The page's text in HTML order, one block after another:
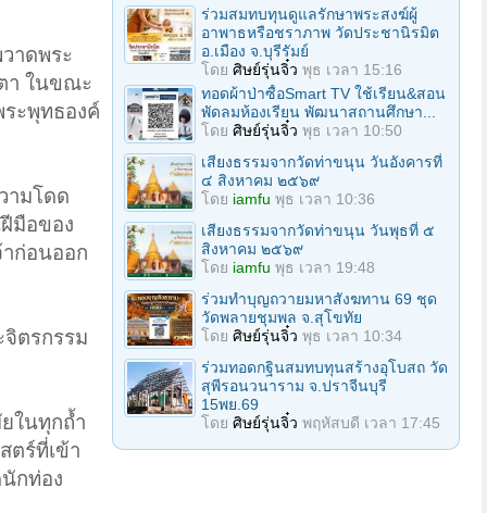
าดพระ
า ในขณะ
ะพุทธองค์
ามโดด
มือของ
ก่อนออก
จิตรกรรม
ในทุกถ้ำ
ตร์ที่เข้า
กท่อง
ร่วมสมทบทุนดูแลรักษาพระสงฆ์ผู้
อาพาธหรือชราภาพ วัดประชานิรมิต
อ.เมือง จ.บุรีรัมย์
โดย ศิษย์รุ่นจิ๋ว พุธ เวลา 15:16
ทอดผ้าป่าซื้อSmart TV ใช้เรียน&สอน
พัดลมห้องเรียน พัฒนาสถานศึกษา...
โดย ศิษย์รุ่นจิ๋ว พุธ เวลา 10:50
เสียงธรรมจากวัดท่าขนุน วันอังคารที่
๔ สิงหาคม ๒๕๖๙
โดย iamfu พุธ เวลา 10:36
เสียงธรรมจากวัดท่าขนุน วันพุธที่ ๕
สิงหาคม ๒๕๖๙
โดย iamfu พุธ เวลา 19:48
ร่วมทําบุญถวายมหาสังฆทาน 69 ชุด
วัดพลายชุมพล จ.สุโขทัย
โดย ศิษย์รุ่นจิ๋ว พุธ เวลา 10:34
ร่วมทอดกฐินสมทบทุนสร้างอุโบสถ วัด
สุพีรอนวนาราม จ.ปราจีนบุรี
15พย.69
โดย ศิษย์รุ่นจิ๋ว พฤหัสบดี เวลา 17:45